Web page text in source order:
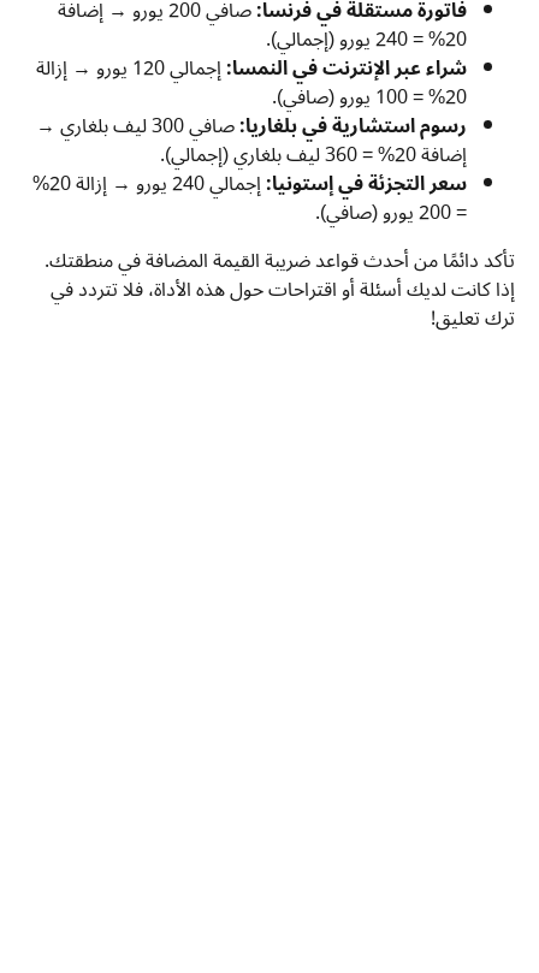
فاتورة مستقلة في فرنسا: صافي 200 يورو → إضافة
20% = 240 يورو (إجمالي).
شراء عبر الإنترنت في النمسا: إجمالي 120 يورو → إزالة
20% = 100 يورو (صافي).
رسوم استشارية في بلغاريا: صافي 300 ليف بلغاري →
إضافة 20% = 360 ليف بلغاري (إجمالي).
سعر التجزئة في إستونيا: إجمالي 240 يورو → إزالة 20%
= 200 يورو (صافي).
تأكد دائمًا من أحدث قواعد ضريبة القيمة المضافة في منطقتك.
إذا كانت لديك أسئلة أو اقتراحات حول هذه الأداة، فلا تتردد في
ترك تعليق!